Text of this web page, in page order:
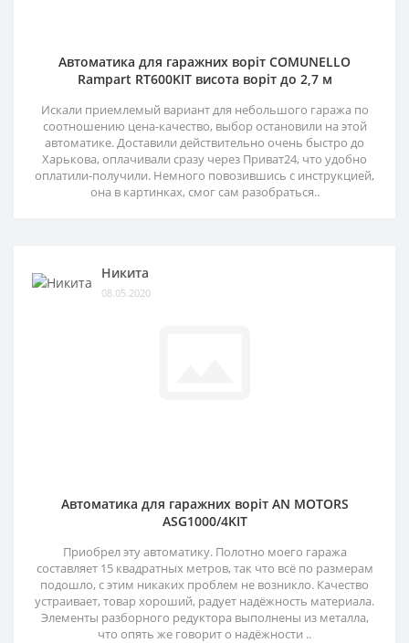
Автоматика для гаражних воріт COMUNELLO
Rampart RT600KIT висота воріт до 2,7 м
Искали приемлемый вариант для небольшого гаража по
соотношению цена-качество, выбор остановили на этой
автоматике. Доставили действительно очень быстро до
Харькова, оплачивали сразу через Приват24, что удобно
оплатили-получили. Немного повозившись с инструкцией,
она в картинках, смог сам разобраться..
Никита
08.05.2020
Автоматика для гаражних воріт AN MOTORS
ASG1000/4KIT
Приобрел эту автоматику. Полотно моего гаража
составляет 15 квадратных метров, так что всё по размерам
подошло, с этим никаких проблем не возникло. Качество
устраивает, товар хороший, радует надёжность материала.
Элементы разборного редуктора выполнены из металла,
что опять же говорит о надёжности ..